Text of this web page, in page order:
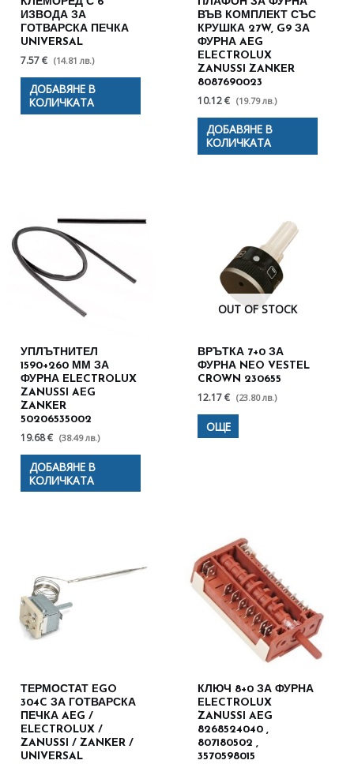
ИЗВОДА ЗА
ГОТВАРСКА ПЕЧКА
UNIVERSAL
7.57 € (14.81 лв.)
ДОБАВЯНЕ В
КОЛИЧКАТА
ВЪВ КОМПЛЕКТ СЪС
КРУШКА 27W, G9 ЗА
ФУРНА AEG
ELECTROLUX
ZANUSSI ZANKER
8087690023
10.12 € (19.79 лв.)
ДОБАВЯНЕ В
КОЛИЧКАТА
УПЛЪТНИТЕЛ
1590+260 ММ ЗА
ФУРНА ELECTROLUX
ZANUSSI AEG
ZANKER
50206535002
19.68 € (38.49 лв.)
ДОБАВЯНЕ В
КОЛИЧКАТА
OUT OF STOCK
ВРЪТКА 7+0 ЗА
ФУРНА NEO VESTEL
CROWN 230655
12.17 € (23.80 лв.)
ОЩЕ
ТЕРМОСТАТ EGO
304C ЗА ГОТВАРСКА
ПЕЧКА AEG /
ELECTROLUX /
ZANUSSI / ZANKER /
UNIVERSAL
КЛЮЧ 8+0 ЗА ФУРНА
ELECTROLUX
ZANUSSI AEG
8268524040 ,
807180502 ,
3570598015